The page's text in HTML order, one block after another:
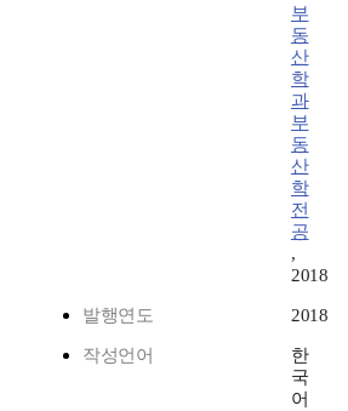
부
동
산
학
과
부
동
산
학
전
공
,
2018
발행연도 2018
작성언어
한
국
어